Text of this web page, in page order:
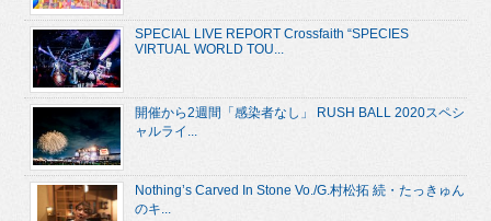
SPECIAL LIVE REPORT Crossfaith “SPECIES
VIRTUAL WORLD TOU...
開催から2週間「感染者なし」 RUSH BALL 2020スペシ
ャルライ...
Nothing’s Carved In Stone Vo./G.村松拓 続・たっきゅん
のキ...